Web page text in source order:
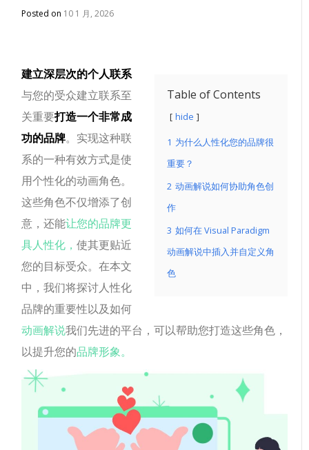
Posted on 10 1 月, 2026
Table of Contents
hide
1 为什么人性化您的品牌很
重要？
2 动画解说如何协助角色创
作
3 如何在 Visual Paradigm
动画解说中插入并自定义角
色
建立深层次的个人联系
与您的受众建立联系至
关重要打造一个非常成
功的品牌。实现这种联
系的一种有效方式是使
用个性化的动画角色。
这些角色不仅增添了创
意，还能让您的品牌更
具人性化，使其更贴近
您的目标受众。在本文
中，我们将探讨人性化
品牌的重要性以及如何
动画解说我们先进的平台，可以帮助您打造这些角色，
以提升您的品牌形象。